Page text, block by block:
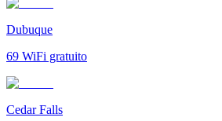
Dubuque
69 WiFi gratuito
Cedar Falls